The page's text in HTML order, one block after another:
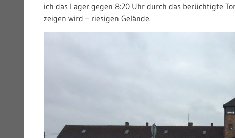
ich das Lager gegen 8:20 Uhr durch das berüchtigte
zeigen wird – riesigen Gelände.